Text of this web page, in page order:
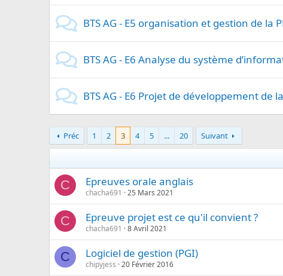
BTS AG - E5 organisation et gestion de la
BTS AG - E6 Analyse du système
BTS AG - E6 Projet de développement de
Préc 1 2 3 4 5 ... 20 Suivant
C Epreuves orale anglais
chacha691 25 Mars 2021
C Epreuve projet est ce qu'il convient ?
chacha691 8 Avril 2021
C Logiciel de gestion (PGI)
chipyjess 20 Février 2016